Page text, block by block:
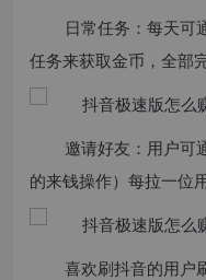
日常任务：每天可
任务来获取金币，全部
邀请好友：用户可
的来钱操作）每拉一位
喜欢刷抖音的用户